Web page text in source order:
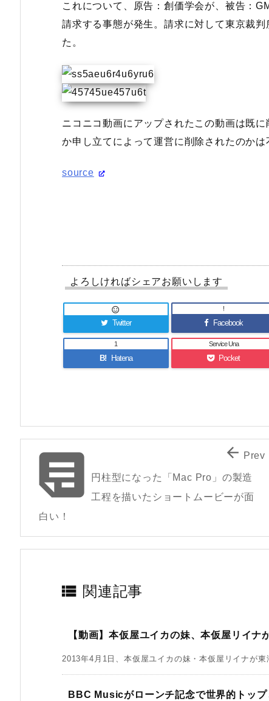
これについて、原告：創価学会が、被告：
請求する事態が発生。請求に対して東京裁
た。
ニコニコ動画にアップされたこの動画は既
か申し立てによって運営に削除されたのかは
source
よろしければシェアお願いします
Twitter

Facebook
!
B! Hatena
1
Pocket
Service Una
円柱型になった「Mac Pro」の製造
工程を描いたショートムービーが面
白い！
 Prev
 関連記事
【動画】本仮屋ユイカの妹、本仮屋リイナ
2013年4月1日、本仮屋ユイカの妹・本仮屋リイナが
BBC Musicがローンチ記念で世界的トッ